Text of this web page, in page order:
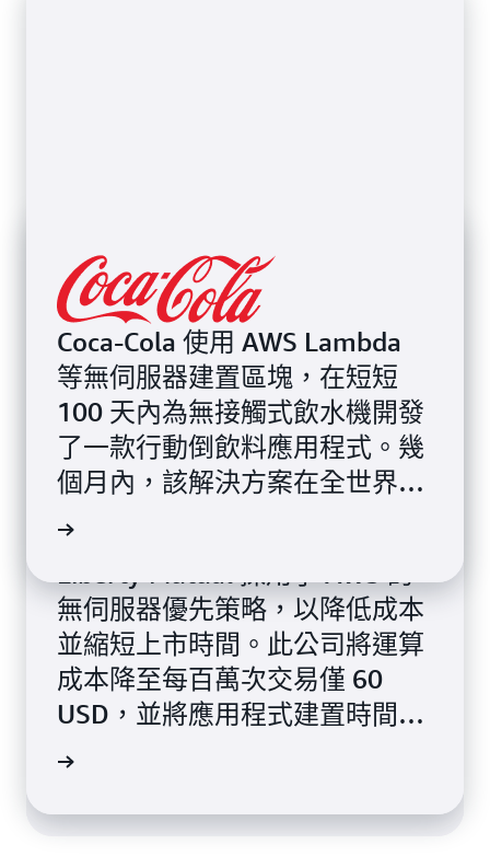
Coca-Cola 使用 AWS Lambda
等無伺服器建置區塊，在短短
100 天內為無接觸式飲水機開發
了一款行動倒飲料應用程式。幾
個月內，該解決方案在全世界的
餐廳推廣至 52,000 部機器。
無伺服器優先策略，以降低成本
並縮短上市時間。此公司將運算
成本降至每百萬次交易僅 60
USD，並將應用程式建置時間從
一年縮短到三個月。
為了應對新冠疫情，Taco Bell
迅速將其 7,000 家美國餐廳從室
內用餐轉向外賣。這家全球快餐
連鎖店使用無伺服器策略來提高
敏捷性，因此它們可以在幾周內
轉向並輕鬆擴充規模。